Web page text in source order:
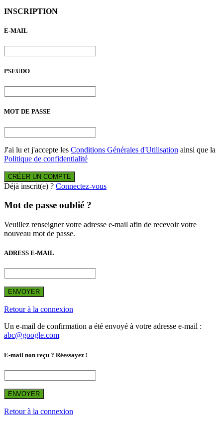
INSCRIPTION
E-MAIL
PSEUDO
MOT DE PASSE
J'ai lu et j'accepte les Conditions Générales d'Utilisation ainsi que la
Politique de confidentialité
CRÉER UN COMPTE
Déjà inscrit(e) ? Connectez-vous
Mot de passe oublié ?
Veuillez renseigner votre adresse e-mail afin de recevoir votre
nouveau mot de passe.
ADRESS E-MAIL
ENVOYER
Retour à la connexion
Un e-mail de confirmation a été envoyé à votre adresse e-mail :
abc@google.com
E-mail non reçu ? Réessayez !
ENVOYER
Retour à la connexion